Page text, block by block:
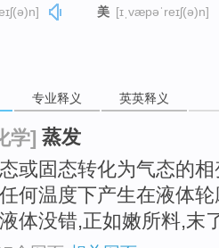
美 [ɪˌvæpəˈreɪʃ(ə)n]
专业释义 英英释义
学] 蒸发
或固态转化为气态的
何温度下产生在液体
体没错,正如嫩所料,末